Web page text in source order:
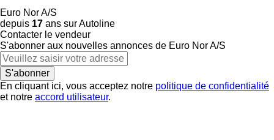
Euro Nor A/S
depuis 17 ans sur Autoline
Contacter le vendeur
S'abonner aux nouvelles annonces de Euro Nor A/S
S'abonner
En cliquant ici, vous acceptez notre politique de confidentialité
et notre accord utilisateur.